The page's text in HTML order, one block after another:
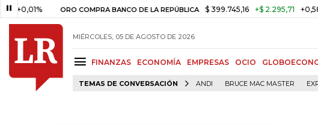
ORO COMPRA BANCO DE LA REPÚBLICA $ 399.745,16 +$ 2.295,71 +0,58%
MIÉRCOLES, 05 DE AGOSTO DE 2026
FINANZAS ECONOMÍA EMPRESAS OCIO
TEMAS DE CONVERSACIÓN ANDI BRUCE MAC MASTER